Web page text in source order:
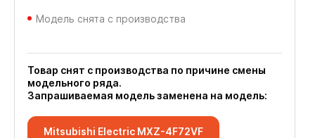
Модель снята с производства
Товар снят с производства по причине смены
модельного ряда.
Запрашиваемая модель заменена на модель:
Mitsubishi Electric MXZ-4F72VF